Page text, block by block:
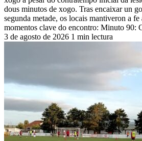
dous minutos de xogo. Tras encaixar un
segunda metade, os locais mantiveron a
momentos clave do encontro: Minuto 90:
3 de agosto de 2026 1 min lectura